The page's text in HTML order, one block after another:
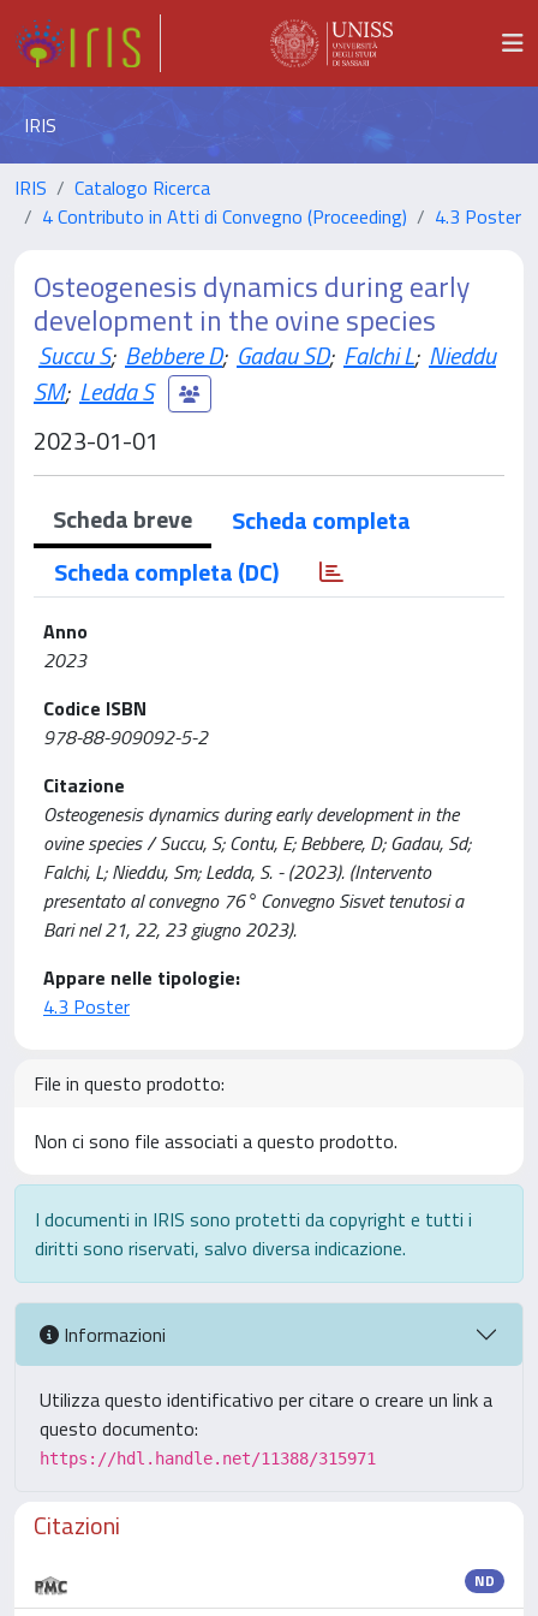
IRIS
IRIS
Catalogo Ricerca
4 Contributo in Atti di Convegno (Proceeding)
4.3 Poster
Osteogenesis dynamics during early
development in the ovine species
Succu S; Bebbere D; Gadau SD; Falchi L; Nieddu
SM; Ledda S
2023-01-01
Scheda breve
Scheda completa
Scheda completa (DC)
Anno
2023
Codice ISBN
978-88-909092-5-2
Citazione
Osteogenesis dynamics during early development in the
ovine species / Succu, S; Contu, E; Bebbere, D; Gadau, Sd;
Falchi, L; Nieddu, Sm; Ledda, S. - (2023). (Intervento
presentato al convegno 76° Convegno Sisvet tenutosi a
Bari nel 21, 22, 23 giugno 2023).
Appare nelle tipologie:
4.3 Poster
File in questo prodotto:
Non ci sono file associati a questo prodotto.
I documenti in IRIS sono protetti da copyright e tutti i
diritti sono riservati, salvo diversa indicazione.
Informazioni
Utilizza questo identificativo per citare o creare un link a
questo documento:
https://hdl.handle.net/11388/315971
Citazioni
ND